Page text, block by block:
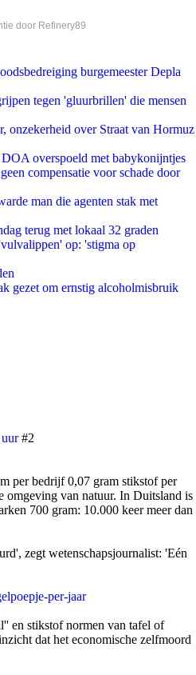
door Refinery89
burgemeester Depla
tegen 'gluurbrillen' die mensen
onzekerheid over Straat van Hormuz
overspoeld met babykonijntjes
compensatie voor schade door
man die agenten stak met
terug met lokaal 32 graden
op: 'stigma op
gezet om ernstig alcoholmisbruik
#2
per bedrijf 0,07 gram stikstof per
omgeving van natuur. In Duitsland is
700 gram: 10.000 keer meer dan
zegt wetenschapsjournalist: 'Eén
per-jaar
en stikstof normen van tafel of
dat het economische zelfmoord